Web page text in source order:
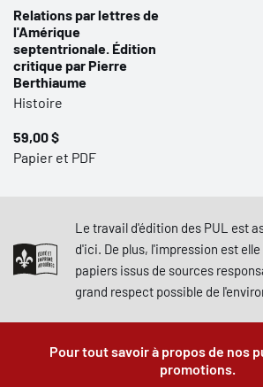
Relations par lettres de
l'Amérique
septentrionale. Édition
critique par Pierre
Berthiaume
Histoire
59,00 $
Papier et PDF
Le travail d'édition des PUL est
d'ici. De plus, l'impression est
papiers issus de sources
grand respect possible de
Pour tout savoir à propos de nos
promotions.